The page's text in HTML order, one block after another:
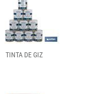
TINTA DE GIZ